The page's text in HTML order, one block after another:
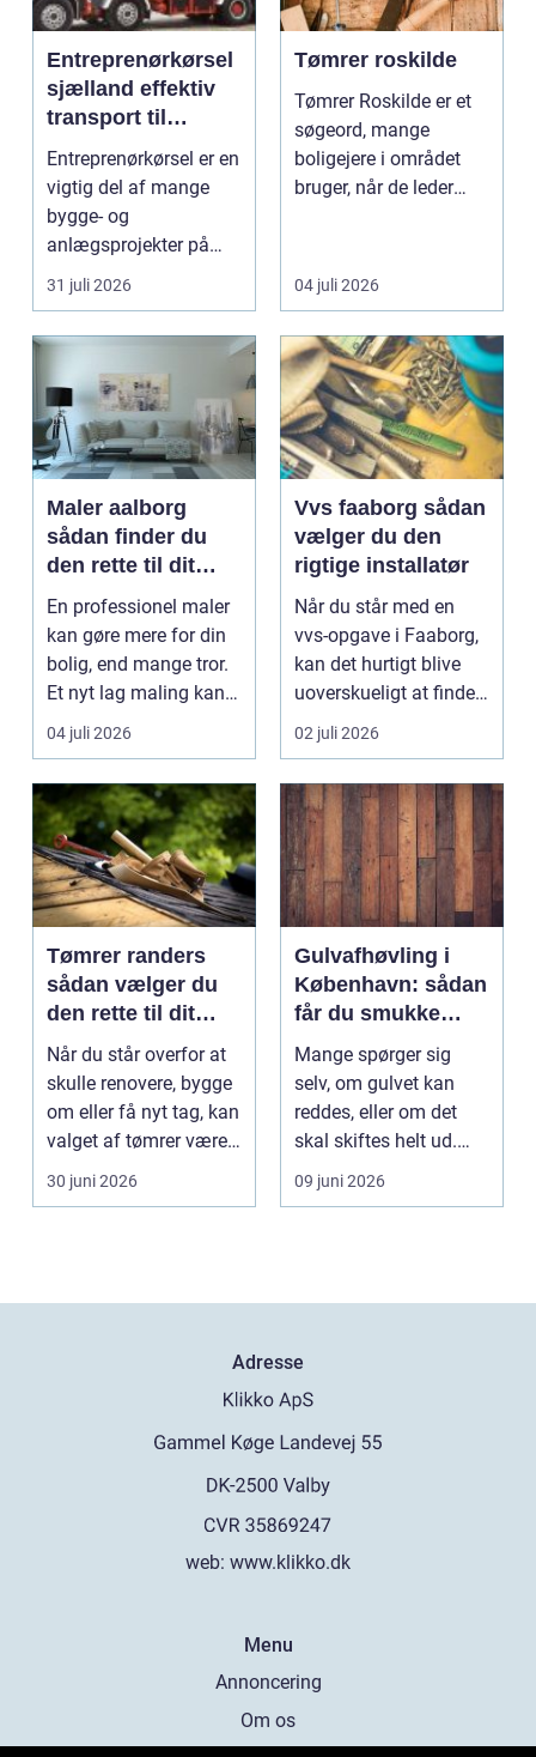
Entreprenørkørsel
sjælland effektiv
transport til
bygge- og
anlægsopgaver
Entreprenørkørsel er en
vigtig del af mange
bygge- og
anlægsprojekter på
Sjælland. Uden sikker
31 juli 2026
Tømrer roskilde
Tømrer Roskilde er et
søgeord, mange
boligejere i området
bruger, når de leder
04 juli 2026
Maler aalborg
sådan finder du
den rette til dit
malerprojekt
En professionel maler
kan gøre mere for din
bolig, end mange tror.
Et nyt lag maling kan
lysne mørke...
04 juli 2026
Vvs faaborg sådan
vælger du den
rigtige installatør
Når du står med en
vvs-opgave i Faaborg,
kan det hurtigt blive
uoverskueligt at finde
ud af, hvem du...
02 juli 2026
Tømrer randers
sådan vælger du
den rette til dit
byggeprojekt
Når du står overfor at
skulle renovere, bygge
om eller få nyt tag, kan
valget af tømrer være
afgøren...
30 juni 2026
Gulvafhøvling i
København: sådan
får du smukke
trægulve igen
Mange spørger sig
selv, om gulvet kan
reddes, eller om det
skal skiftes helt ud.
Svaret er of...
09 juni 2026
Adresse
web: www.klikko.dk
Menu
Annoncering
Om os